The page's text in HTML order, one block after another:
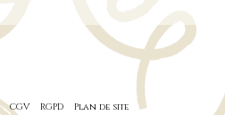
CGV RGPD Plan de site